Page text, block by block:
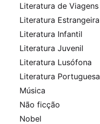
Literatura de Viagens
Literatura Estrangeira
Literatura Infantil
Literatura Juvenil
Literatura Lusófona
Literatura Portuguesa
Música
Não ficção
Nobel